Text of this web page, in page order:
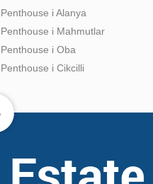
Penthouse i Alanya
Penthouse i Mahmutlar
Penthouse i Oba
Penthouse i Cikcilli